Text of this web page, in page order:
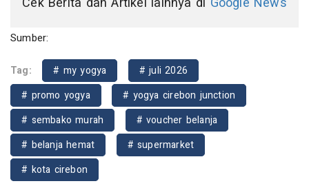
Sumber:
Tag: # my yogya
# juli 2026
# promo yogya
# yogya cirebon junction
# sembako murah
# voucher belanja
# belanja hemat
# supermarket
# kota cirebon